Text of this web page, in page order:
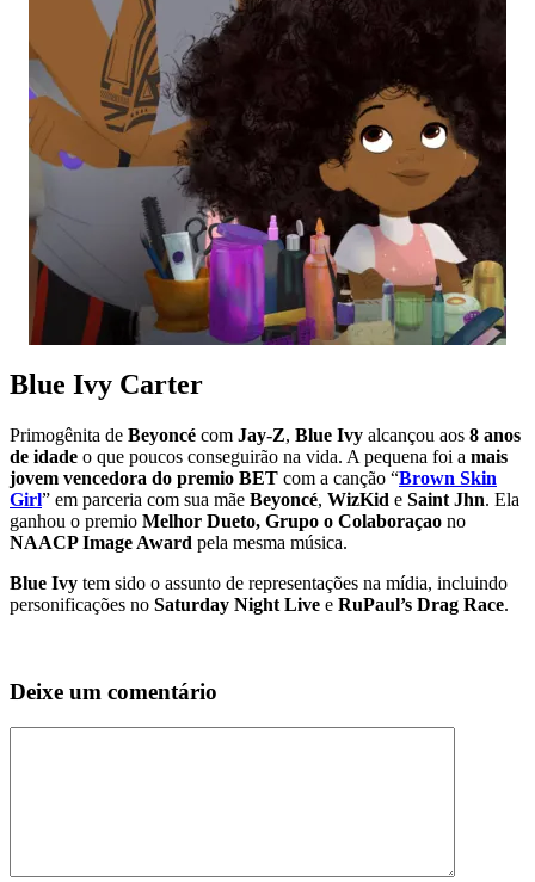
Blue Ivy Carter
Primogênita de Beyoncé com Jay-Z, Blue Ivy alcançou aos 8 anos
de idade o que poucos conseguirão na vida. A pequena foi a mais
jovem vencedora do premio BET com a canção “Brown Skin
Girl” em parceria com sua mãe Beyoncé, WizKid e Saint Jhn. Ela
ganhou o premio Melhor Dueto, Grupo o Colaboraçao no
NAACP Image Award pela mesma música.
Blue Ivy tem sido o assunto de representações na mídia, incluindo
personificações no Saturday Night Live e RuPaul’s Drag Race.
Deixe um comentário